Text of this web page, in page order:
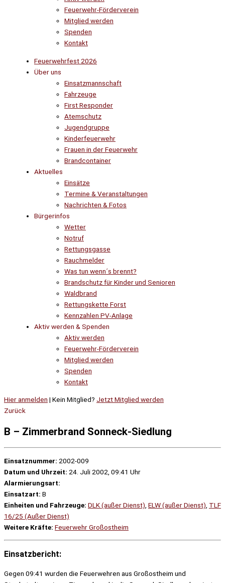
Feuerwehr-Förderverein
Mitglied werden
Spenden
Kontakt
Feuerwehrfest 2026
Über uns
Einsatzmannschaft
Fahrzeuge
First Responder
Atemschutz
Jugendgruppe
Kinderfeuerwehr
Frauen in der Feuerwehr
Brandcontainer
Aktuelles
Einsätze
Termine & Veranstaltungen
Nachrichten & Fotos
Bürgerinfos
Wetter
Notruf
Rettungsgasse
Rauchmelder
Was tun wenn´s brennt?
Brandschutz für Kinder und Senioren
Waldbrand
Rettungskette Forst
Kennzahlen PV-Anlage
Aktiv werden & Spenden
Aktiv werden
Feuerwehr-Förderverein
Mitglied werden
Spenden
Kontakt
Hier anmelden | Kein Mitglied? Jetzt Mitglied werden
Zurück
B – Zimmerbrand Sonneck-Siedlung
Einsatznummer: 2002-009
Datum und Uhrzeit: 24. Juli 2002, 09:41 Uhr
Alarmierungsart:
Einsatzart: B
Einheiten und Fahrzeuge: DLK (außer Dienst) ELW (außer Dienst) TLF
16/25 (Außer Dienst)
Weitere Kräfte: Feuerwehr Großostheim
Einsatzbericht:
Gegen 09:41 wurden die Feuerwehren aus Großostheim und